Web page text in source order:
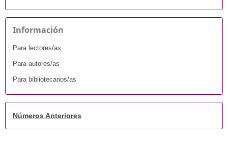
Información
Para lectores/as
Para autores/as
Para bibliotecarios/as
Números Anteriores